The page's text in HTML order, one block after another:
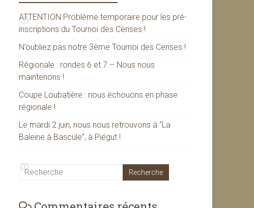
ATTENTION Problème temporaire pour les pré-
inscriptions du Tournoi des Cerises !
N’oubliez pas notre 3ème Tournoi des Cerises !
Régionale : rondes 6 et 7 – Nous nous
maintenons !
Coupe Loubatière : nous échouons en phase
régionale !
Le mardi 2 juin, nous nous retrouvons à “La
Baleine à Bascule”, à Piégut !